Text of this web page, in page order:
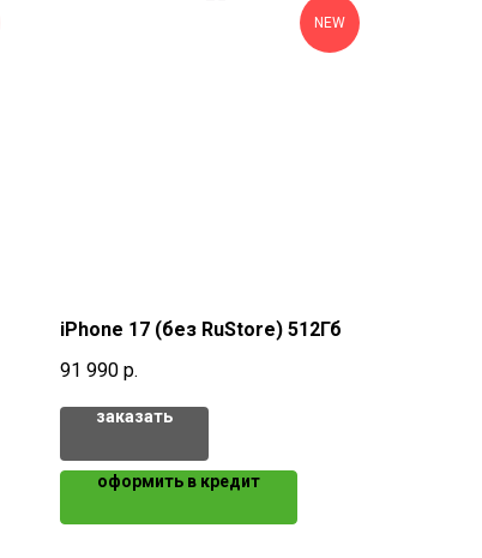
NEW
iPhone 17 (без RuStore) 512Гб
91 990 р.
заказать
оформить в кредит